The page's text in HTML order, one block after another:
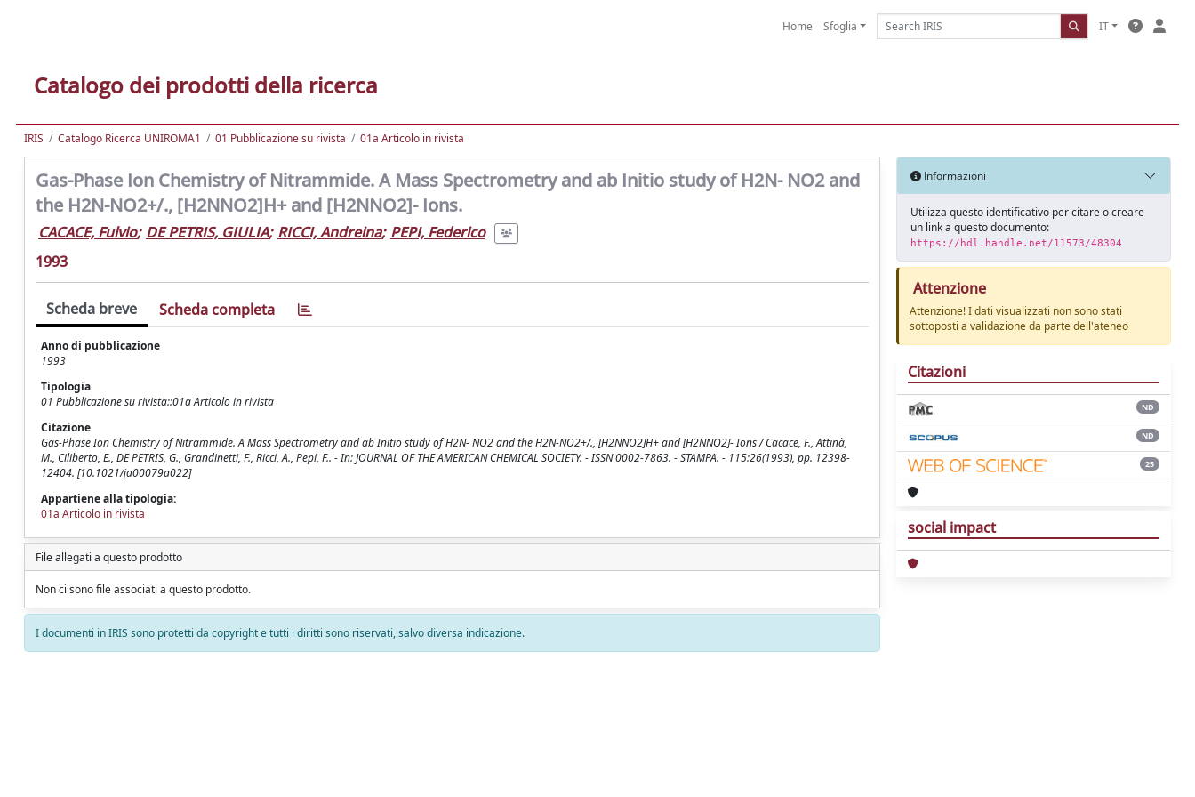
Home Sfoglia IT
Catalogo dei prodotti della ricerca
IRIS Catalogo Ricerca UNIROMA1 01 Pubblicazione su rivista 01a Articolo in rivista
Gas-Phase Ion Chemistry of Nitrammide. A Mass Spectrometry and ab Initio study of H2N- NO2 and
the H2N-NO2+/., [H2NNO2]H+ and [H2NNO2]- Ions.
CACACE, Fulvio; DE PETRIS, GIULIA; RICCI, Andreina; PEPI, Federico
1993
Scheda breve Scheda completa
Anno di pubblicazione
1993
Tipologia
01 Pubblicazione su rivista::01a Articolo in rivista
Citazione
Gas-Phase Ion Chemistry of Nitrammide. A Mass Spectrometry and ab Initio study of H2N- NO2 and the H2N-NO2+/., [H2NNO2]H+ and [H2NNO2]- Ions / Cacace, F., Attinà,
M., Ciliberto, E., DE PETRIS, G., Grandinetti, F., Ricci, A., Pepi, F.. - In: JOURNAL OF THE AMERICAN CHEMICAL SOCIETY. - ISSN 0002-7863. - STAMPA. - 115:26(1993), pp. 12398-
12404. [10.1021/ja00079a022]
Appartiene alla tipologia:
01a Articolo in rivista
File allegati a questo prodotto
Non ci sono file associati a questo prodotto.
I documenti in IRIS sono protetti da copyright e tutti i diritti sono riservati, salvo diversa indicazione.
Informazioni
Utilizza questo identificativo per citare o creare
un link a questo documento:
https://hdl.handle.net/11573/48304
Attenzione
Attenzione! I dati visualizzati non sono stati
sottoposti a validazione da parte dell'ateneo
Citazioni
ND
ND
25
social impact